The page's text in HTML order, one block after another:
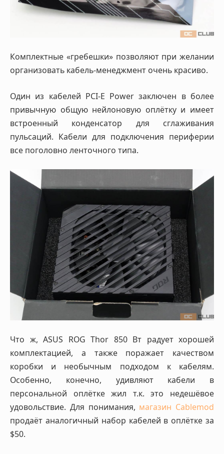
Комплектные «гребешки» позволяют при желании
организовать кабель-менеджмент очень красиво.
Один из кабелей PCI-E Power заключен в более
привычную общую нейлоновую оплётку и имеет
встроенный конденсатор для сглаживания
пульсаций. Кабели для подключения периферии
все поголовно ленточного типа.
Что ж, ASUS ROG Thor 850 Вт радует хорошей
комплектацией, а также поражает качеством
коробки и необычным подходом к кабелям.
Особенно, конечно, удивляют кабели в
персональной оплётке жил т.к. это недешёвое
удовольствие. Для понимания, магазин Cablemod
продаёт аналогичный набор кабелей в оплётке за
$50.